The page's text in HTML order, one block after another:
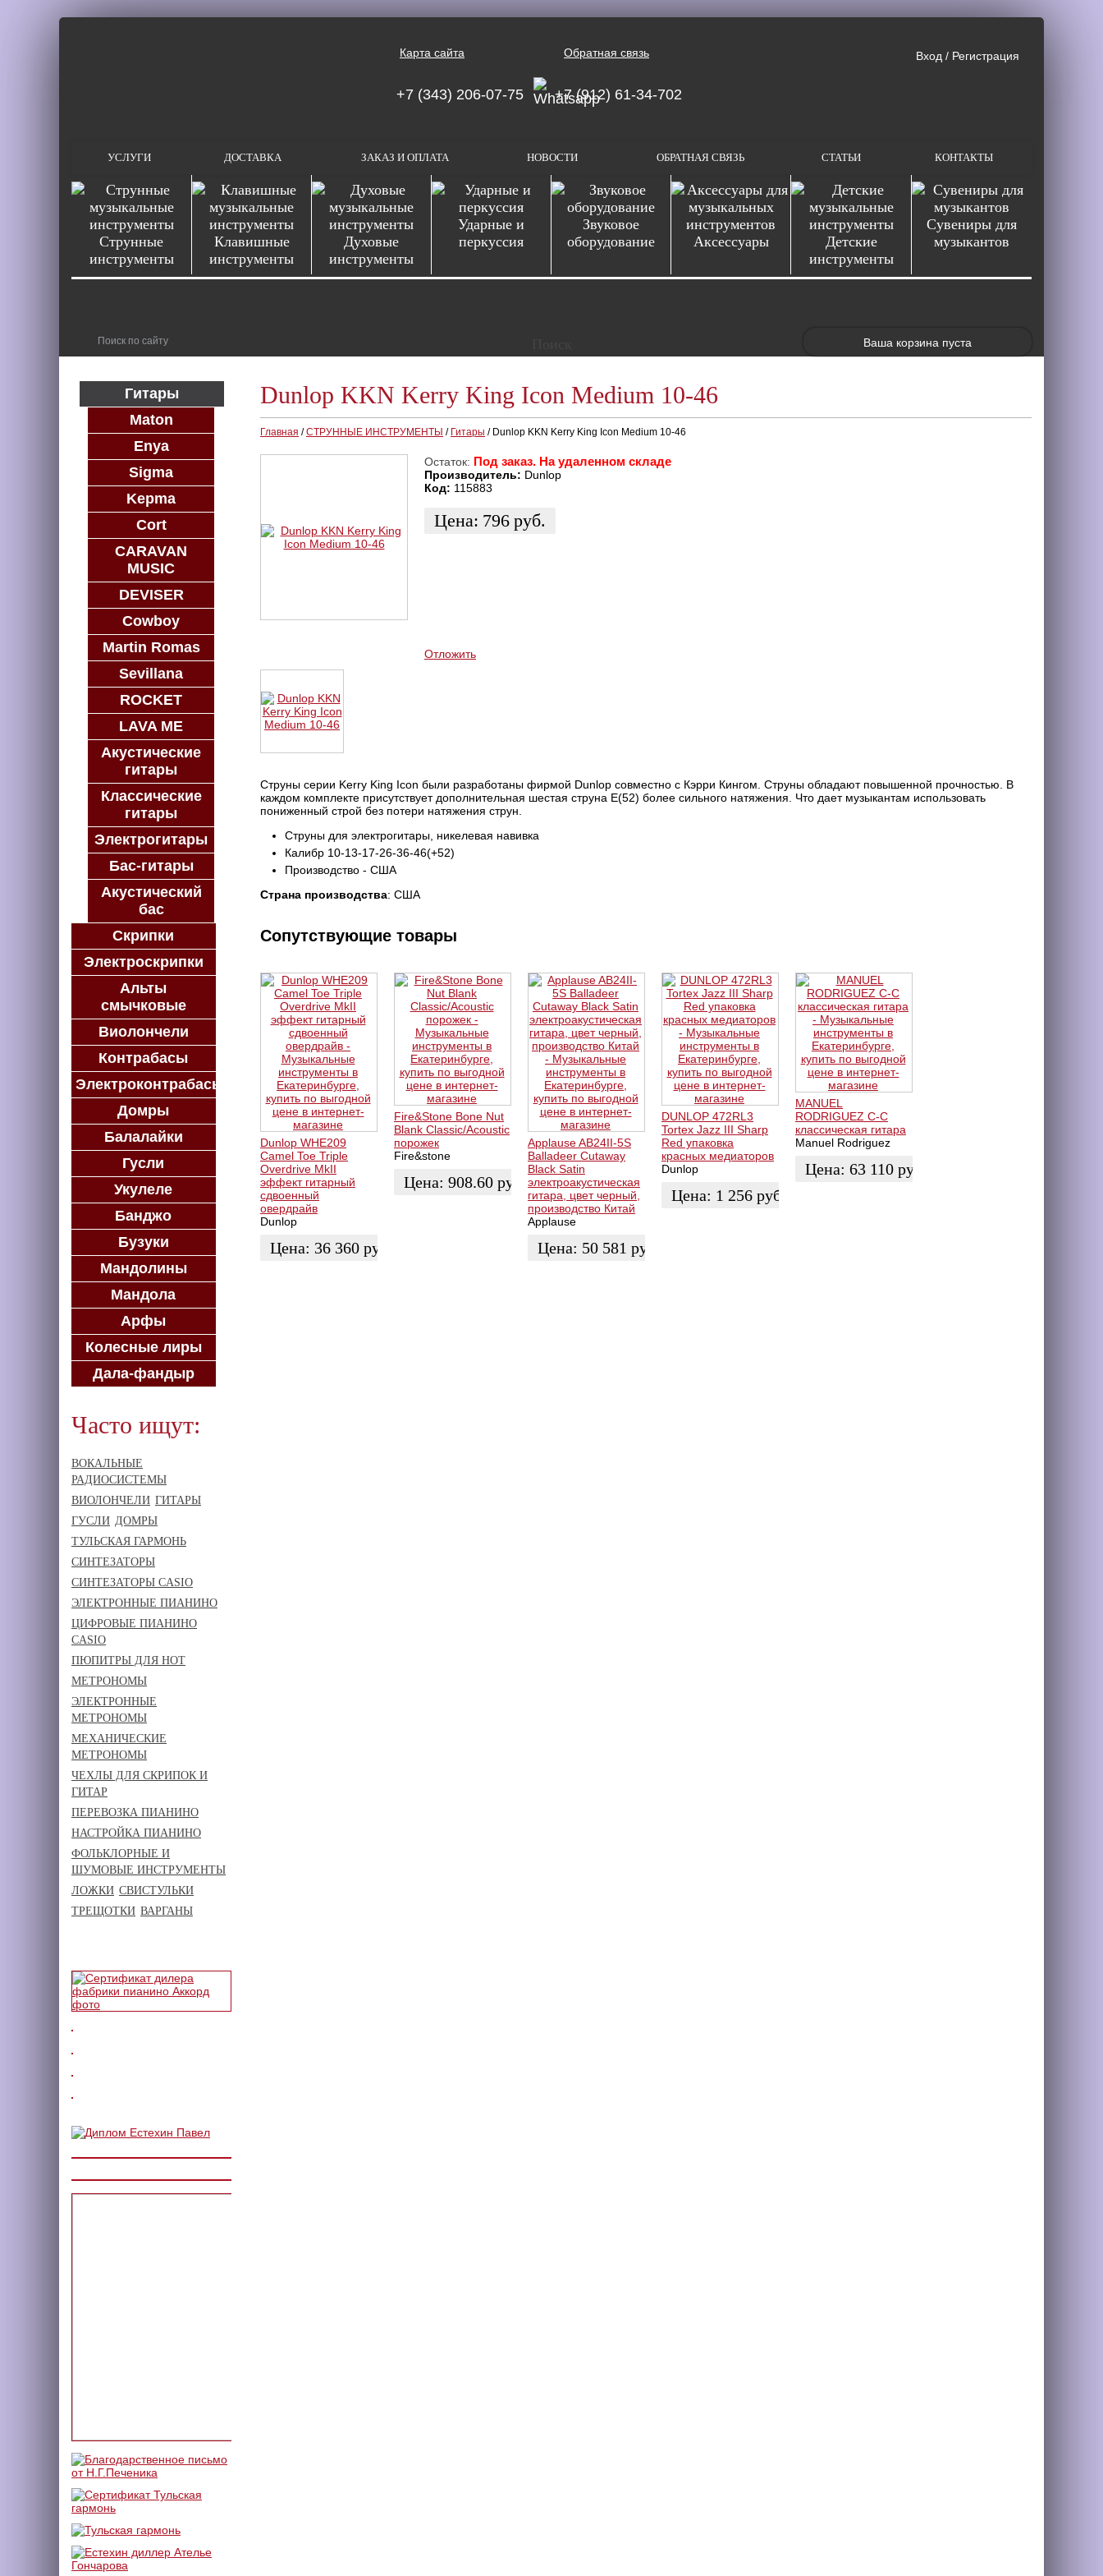
Карта сайта Обратная связь Вход / Регистрация
+7 (343) 206-07-75 +7 (912) 61-34-702
УСЛУГИ ДОСТАВКА ЗАКАЗ И ОПЛАТА НОВОСТИ ОБРАТНАЯ СВЯЗЬ СТАТЬИ КОНТАКТЫ
Струнные
инструменты
Клавишные
инструменты
Духовые
инструменты
Ударные и
перкуссия
Звуковое
оборудование
Аксессуары
Детские
инструменты
Сувениры для
музыкантов
Ваша корзина пуста
Dunlop KKN Kerry King Icon Medium 10-46
Главная /СТРУННЫЕ ИНСТРУМЕНТЫ / Гитары / Dunlop KKN Kerry King Icon Medium 10-46
Остаток: Под заказ. На удаленном складе
Производитель: Dunlop
Код: 115883
Цена: 796 руб.
Отложить
Струны серии Kerry King Icon были разработаны фирмой Dunlop совместно с Кэрри Кингом. Струны обладают повышенной прочностью. В
каждом комплекте присутствует дополнительная шестая струна Е(52) более сильного натяжения. Что дает музыкантам использовать
пониженный строй без потери натяжения струн.
Струны для электрогитары, никелевая навивка
Калибр 10-13-17-26-36-46(+52)
Производство - США
Страна производства: США
Сопутствующие товары
Dunlop WHE209
Camel Toe Triple
Overdrive MkII
эффект гитарный
сдвоенный
овердрайв
Dunlop
Цена: 36 360 руб.
Fire&Stone Bone Nut
Blank Classic/Acoustic
порожек
Fire&stone
Цена: 908.60 руб.
Applause AB24II-5S
Balladeer Cutaway
Black Satin
электроакустическая
гитара, цвет черный,
производство Китай
Applause
Цена: 50 581 руб.
DUNLOP 472RL3
Tortex Jazz III Sharp
Red упаковка
красных медиаторов
Dunlop
Цена: 1 256 руб.
MANUEL
RODRIGUEZ C-C
классическая гитара
Manuel Rodriguez
Цена: 63 110 руб.
Гитары
Maton
Enya
Sigma
Kepma
Cort
CARAVAN
MUSIC
DEVISER
Cowboy
Martin Romas
Sevillana
ROCKET
LAVA ME
Акустические
гитары
Классические
гитары
Электрогитары
Бас-гитары
Акустический
бас
Скрипки
Электроскрипки
Альты
смычковые
Виолончели
Контрабасы
Электроконтрабасы
Домры
Балалайки
Гусли
Укулеле
Банджо
Бузуки
Мандолины
Мандола
Арфы
Колесные лиры
Дала-фандыр
Часто ищут:
ВОКАЛЬНЫЕ
РАДИОСИСТЕМЫ
ВИОЛОНЧЕЛИ ГИТАРЫ
ГУСЛИ ДОМРЫ
ТУЛЬСКАЯ ГАРМОНЬ
СИНТЕЗАТОРЫ
СИНТЕЗАТОРЫ CASIO
ЭЛЕКТРОННЫЕ ПИАНИНО
ЦИФРОВЫЕ ПИАНИНО
CASIO
ПЮПИТРЫ ДЛЯ НОТ
МЕТРОНОМЫ
ЭЛЕКТРОННЫЕ
МЕТРОНОМЫ
МЕХАНИЧЕСКИЕ
МЕТРОНОМЫ
ЧЕХЛЫ ДЛЯ СКРИПОК И
ГИТАР
ПЕРЕВОЗКА ПИАНИНО
НАСТРОЙКА ПИАНИНО
ФОЛЬКЛОРНЫЕ И
ШУМОВЫЕ ИНСТРУМЕНТЫ
ЛОЖКИ СВИСТУЛЬКИ
ТРЕЩОТКИ ВАРГАНЫ